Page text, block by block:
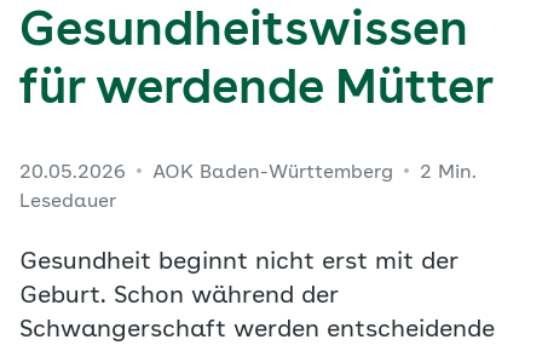
Gesundheitswissen
für werdende Mütter
20.05.2026 AOK Baden-Württemberg
2 Min.
Lesedauer
Gesundheit beginnt nicht erst mit der
Geburt. Schon während der
Schwangerschaft werden entscheidende